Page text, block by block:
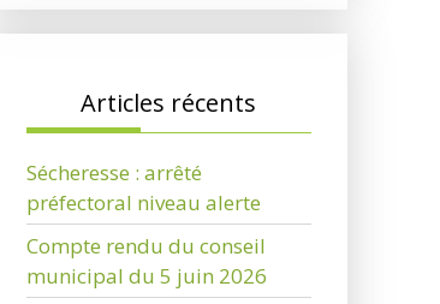
Articles récents
Sécheresse : arrêté
préfectoral niveau alerte
Compte rendu du conseil
municipal du 5 juin 2026